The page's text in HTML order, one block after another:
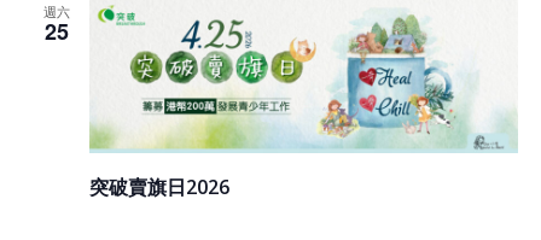
週六
25
突破賣旗日2026